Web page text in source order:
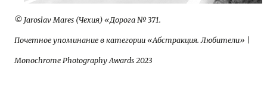
© Jaroslav Mares (Чехия) «Дорога № 371.
Почетное упоминание в категории «Абстракция. Любители» |
Monochrome Photography Awards 2023